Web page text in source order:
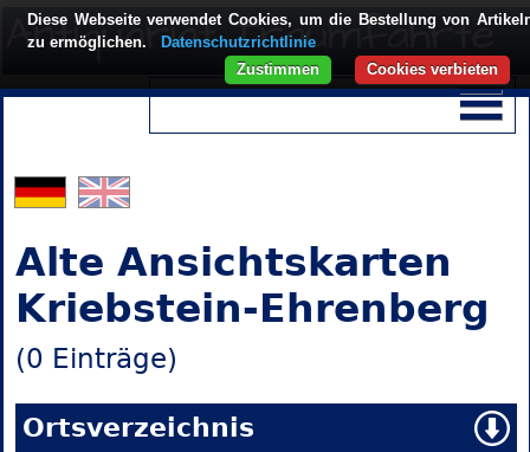
Alte Ansichtskarten
Kriebstein-Ehrenberg
(0 Einträge)
Ortsverzeichnis
Diese Webseite verwendet Cookies, um die Bestellung von
zu ermöglichen.
Datenschutzrichtlinie
Cookies verbieten
Zustimmen